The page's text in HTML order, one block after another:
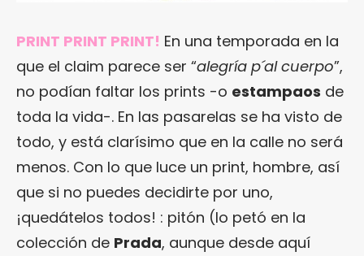
PRINT PRINT PRINT! En una temporada en la
que el claim parece ser “alegría p´al cuerpo”,
no podían faltar los prints -o estampaos de
toda la vida-. En las pasarelas se ha visto de
todo, y está clarísimo que en la calle no será
menos. Con lo que luce un print, hombre, así
que si no puedes decidirte por uno,
¡quedátelos todos! : pitón (lo petó en la
colección de Prada, aunque desde aquí